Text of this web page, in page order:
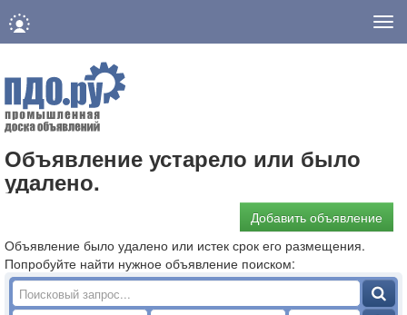
Объявление устарело или было
удалено.
Добавить объявление
Объявление было удалено или истек срок его размещения.
Попробуйте найти нужное объявление поиском: